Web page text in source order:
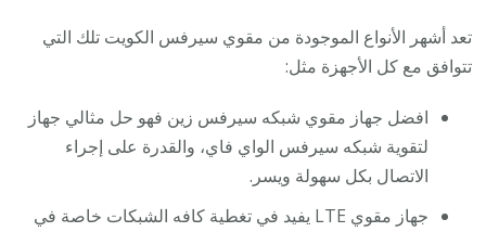
تعد أشهر الأنواع الموجودة من مقوي سيرفس الكويت تلك التي
تتوافق مع كل الأجهزة مثل:
افضل جهاز مقوي شبكه سيرفس زين فهو حل مثالي جهاز
لتقوية شبكه سيرفس الواي فاي، والقدرة على إجراء
الاتصال بكل سهولة ويسر.
جهاز مقوي LTE يفيد في تغطية كافه الشبكات خاصة في